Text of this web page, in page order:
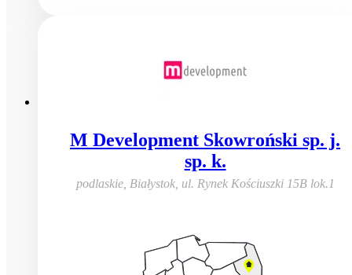
M Development Skowroński sp. j.
sp. k.
podlaskie, Białystok, ul. Rynek Kościuszki 15B lok.1